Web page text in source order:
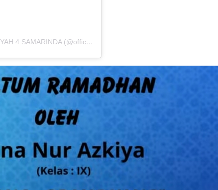
Sebuah kiriman dibagikan oleh SMP MUHAMMADIYAH 4 SAMARINDA (@officialsmpmuh.4)